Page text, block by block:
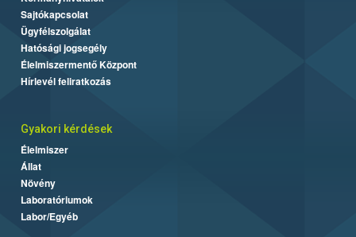
Sajtókapcsolat
Ügyfélszolgálat
Hatósági jogsegély
Élelmiszermentő Központ
Hírlevél feliratkozás
Gyakori kérdések
Élelmiszer
Állat
Növény
Laboratóriumok
Labor/Egyéb